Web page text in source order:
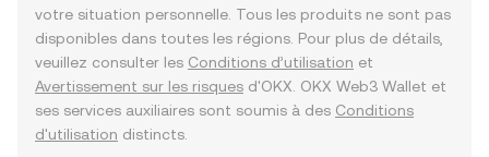
votre situation personnelle. Tous les produits ne sont pas
disponibles dans toutes les régions. Pour plus de détails,
veuillez consulter les Conditions d’utilisation et
Avertissement sur les risques d'OKX. OKX Web3 Wallet et
ses services auxiliaires sont soumis à des Conditions
d'utilisation distincts.